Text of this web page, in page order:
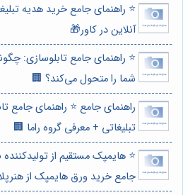
⭐️ راهنمای جامع خرید هدیه
آنلاین در کاور🎁
⭐️ راهنمای جامع تابلوسازی:
شما را متحول می‌کند؟ 🏢
تبلیغاتی + معرفی گروه راما 🏢
⭐️ هایمپک مستقیم از
جامع خرید ورق هایمپک از